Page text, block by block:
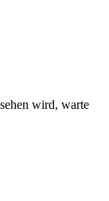
wird, warte